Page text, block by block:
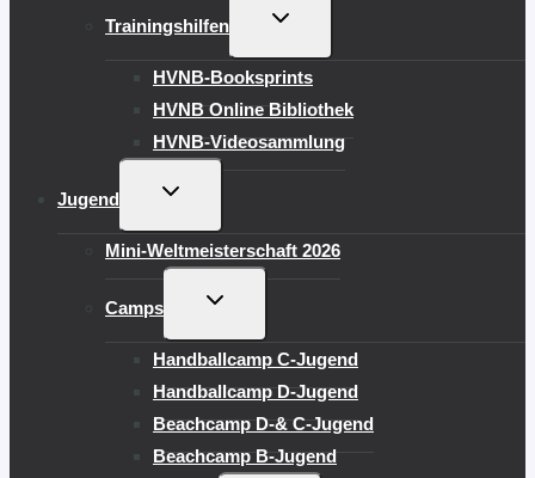
Trainingshilfen
UNTERMENÜ
HVNB-Booksprints
HVNB Online Bibliothek
HVNB-Videosammlung
Jugend
UNTERMENÜ
Mini-Weltmeisterschaft 2026
Camps
UNTERMENÜ
Handballcamp C-Jugend
Handballcamp D-Jugend
Beachcamp D-& C-Jugend
Beachcamp B-Jugend